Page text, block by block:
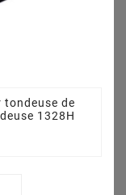
tondeuse de
1328H